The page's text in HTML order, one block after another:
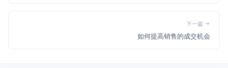
下一篇
如何提高销售的成交机会